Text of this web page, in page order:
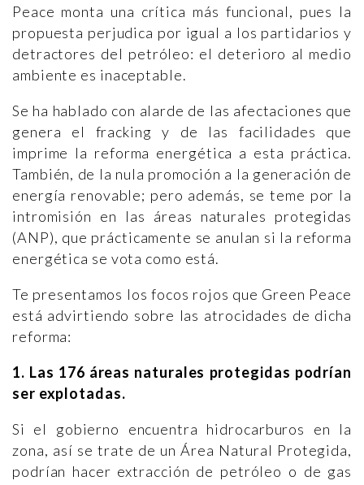
Peace monta una crítica más funcional, pues la
propuesta perjudica por igual a los partidarios y
detractores del petróleo: el deterioro al medio
ambiente es inaceptable.
Se ha hablado con alarde de las afectaciones que
genera el fracking y de las facilidades que
imprime la reforma energética a esta práctica.
También, de la nula promoción a la generación de
energía renovable; pero además, se teme por la
intromisión en las áreas naturales protegidas
(ANP), que prácticamente se anulan si la reforma
energética se vota como está.
Te presentamos los focos rojos que Green Peace
está advirtiendo sobre las atrocidades de dicha
reforma:
1. Las 176 áreas naturales protegidas podrían
ser explotadas.
Si el gobierno encuentra hidrocarburos en la
zona, así se trate de un Área Natural Protegida,
podrían hacer extracción de petróleo o de gas